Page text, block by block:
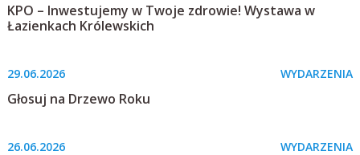
KPO – Inwestujemy w Twoje zdrowie! Wystawa w
Łazienkach Królewskich
29.06.2026 WYDARZENIA
Głosuj na Drzewo Roku
26.06.2026 WYDARZENIA